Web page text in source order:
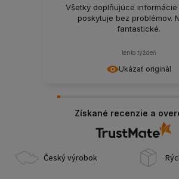
Ukázať originál
Všetky doplňujúce informácie
poskytuje bez problémov.
fantastické.
tento týždeň
Získané recenzie a
Český výrobok